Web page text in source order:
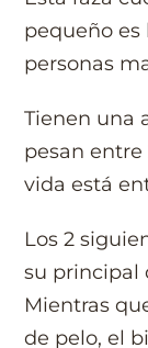
pequeño es
personas
Tienen una
pesan entre
vida está
Los 2
su principal
Mientras
de pelo, el